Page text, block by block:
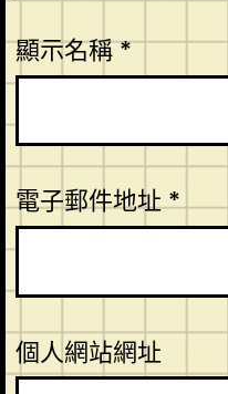
顯示名稱*
電子郵件地址*
個人網站網址